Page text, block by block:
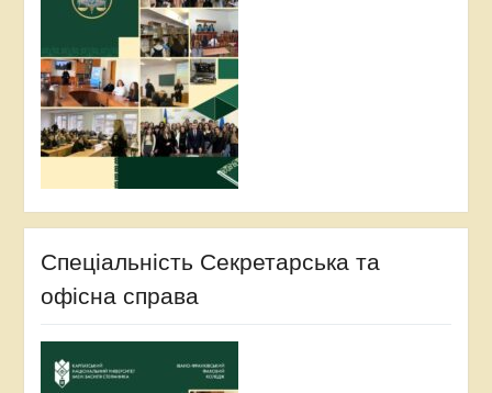
Спеціальність Секретарська та
офісна справа